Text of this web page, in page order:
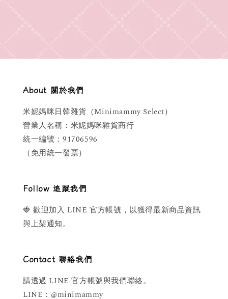
About 關於我們
米妮媽咪日韓雜貨（Minimammy Select）
營業人名稱：米妮媽咪雜貨商行
統一編號：91706596
（免用統一發票）
Follow 追蹤我們
🍓 歡迎加入 LINE 官方帳號，以獲得最新商品資訊
與上架通知。
Contact 聯絡我們
請透過 LINE 官方帳號與我們聯絡。
LINE：@minimammy